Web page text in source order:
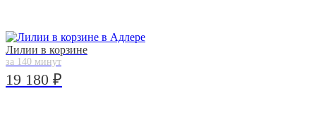
Лилии в корзине
за 140 минут
19 180 ₽